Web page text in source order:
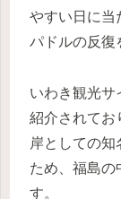
やすい日に当
パドルの反復
いわき観光サ
紹介されてお
岸としての知
ため、福島の
す。